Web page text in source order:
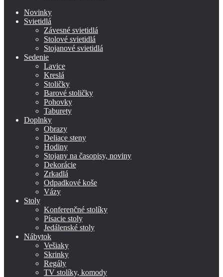
Novinky
Svietidlá
Závesné svietidlá
Stolové svietidlá
Stojanové svietidlá
Sedenie
Lavice
Kreslá
Stoličky
Barové stoličky
Pohovky
Taburety
Doplnky
Obrazy
Deliace steny
Hodiny
Stojany na časopisy, noviny
Dekorácie
Zrkadlá
Odpadkové koše
Vázy
Stoly
Konferenčné stolíky
Písacie stoly
Jedálenské stoly
Nábytok
Vešiaky
Skrinky
Regály
TV stolíky, komody